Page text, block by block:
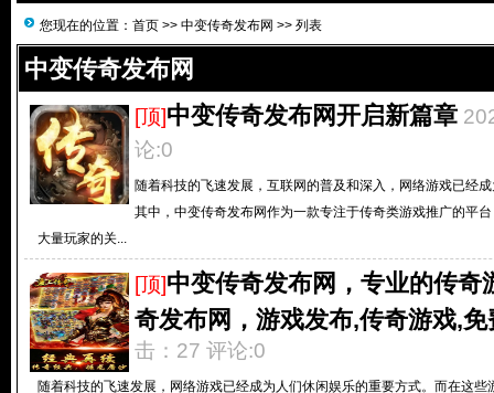
您现在的位置： 首页 >> 中变传奇发布网 >> 列表
中变传奇发布网
[顶]中变传奇发布网开启新篇章
论:0
随着科技的飞速发展，互联网的普及和深入，网络游戏已经
其中，中变传奇发布网作为一款专注于传奇类游戏推广的平
大量玩家的关...
[顶]中变传奇发布网，专业的传奇
奇发布网，游戏发布,传奇游戏,免
击：27 评论:0
随着科技的飞速发展，网络游戏已经成为人们休闲娱乐的重要方式。而在这